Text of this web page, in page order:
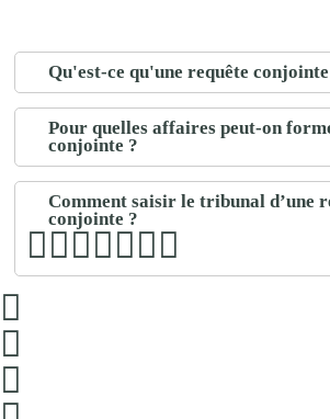
Qu'est-ce qu'une requête
Pour quelles affaires peut-on
conjointe ?
Comment saisir le tribunal d’une
conjointe ?